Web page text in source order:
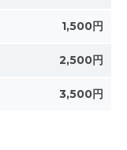
1,500円
2,500円
3,500円